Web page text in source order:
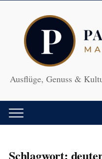
Ausflüge, Genuss &
Schlagwort: